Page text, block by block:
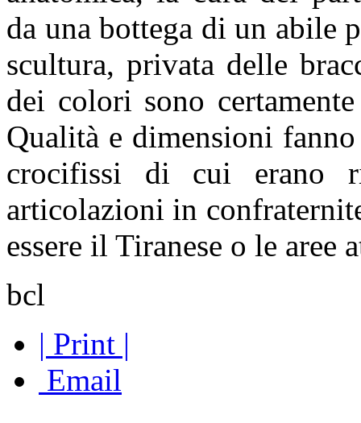
da una bottega di un abile
scultura, privata delle
dei colori sono
Qualità e dimensioni
crocifissi di cui erano
articolazioni in
essere il Tiranese o le aree
bcl
| Print |
Email